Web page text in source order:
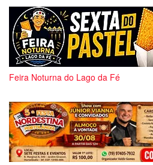
Feira Noturna do Lago da Fé